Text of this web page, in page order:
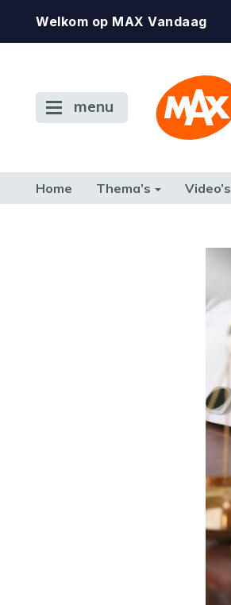
Welkom op MAX Vandaag
menu
Home Thema’s Video’s